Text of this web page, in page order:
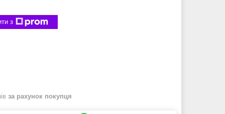
з
за рахунок покупця